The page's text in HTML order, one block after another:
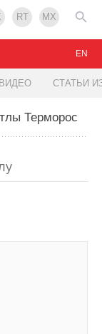
RT MX
ВИДЕО СТАТЬИ
EN
Терморос